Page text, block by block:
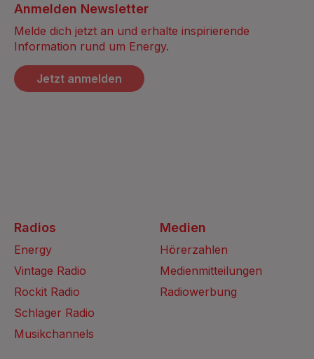
Anmelden Newsletter
Melde dich jetzt an und erhalte inspirierende
Information rund um Energy.
Jetzt anmelden
Radios
Energy
Vintage Radio
Rockit Radio
Schlager Radio
Musikchannels
Medien
Hörerzahlen
Medienmitteilungen
Radiowerbung